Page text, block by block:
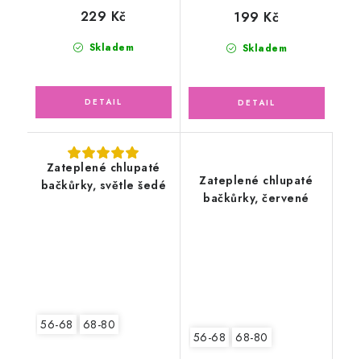
Skladem
229 Kč
Skladem
199 Kč
Zateplené chlupaté
bačkůrky, světle šedé
56-68 68-80
Zateplené chlupaté
bačkůrky, červené
56-68 68-80